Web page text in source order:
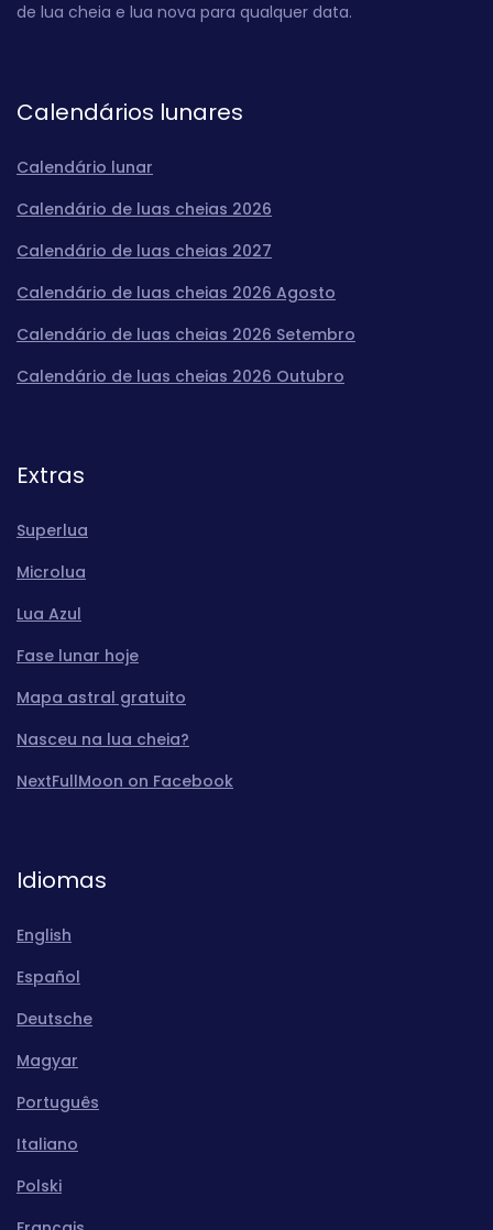
de lua cheia e lua nova para qualquer data.
Calendários lunares
Calendário lunar
Calendário de luas cheias 2026
Calendário de luas cheias 2027
Calendário de luas cheias 2026 Agosto
Calendário de luas cheias 2026 Setembro
Calendário de luas cheias 2026 Outubro
Extras
Superlua
Microlua
Lua Azul
Fase lunar hoje
Mapa astral gratuito
Nasceu na lua cheia?
NextFullMoon on Facebook
Idiomas
English
Español
Deutsche
Magyar
Português
Italiano
Polski